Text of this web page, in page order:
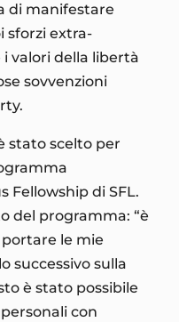
di manifestare
sforzi extra-
valori della libertà
sovvenzioni
stato scelto per
Fellowship di SFL.
del programma: “è
le mie
successivo sulla
è stato possibile
con